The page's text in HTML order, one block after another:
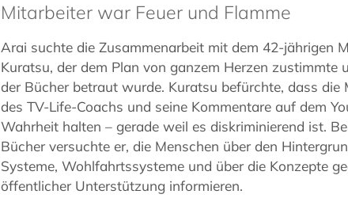
Mitarbeiter war Feuer und Flamme
Arai suchte die Zusammenarbeit mit dem 42-jährigen
Kuratsu, der dem Plan von ganzem Herzen zustimmte
der Bücher betraut wurde. Kuratsu befürchte, dass die
des TV-Life-Coachs und seine Kommentare auf dem
Wahrheit halten – gerade weil es diskriminierend ist.
Bücher versuchte er, die Menschen über den
Systeme, Wohlfahrtssysteme und über die Konzepte
öffentlicher Unterstützung informieren.